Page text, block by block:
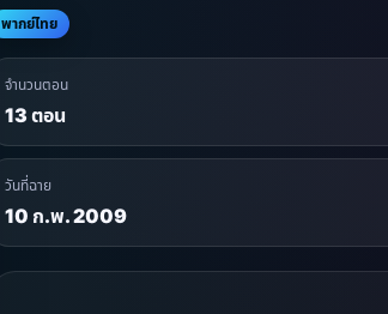
พากย์ไทย
จำนวนตอน
13 ตอน
วันที่ฉาย
10 ก.พ. 2009